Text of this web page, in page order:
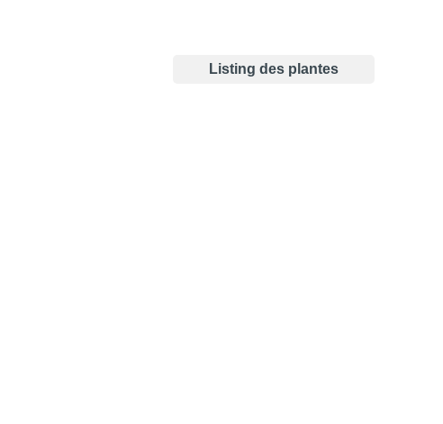
Listing des plantes